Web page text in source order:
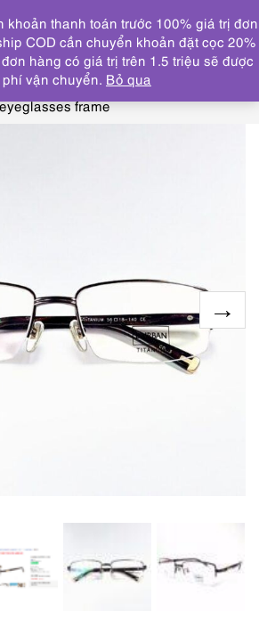
DANH MỤC
GỌNG KÍNH MỚI/CHƯA SỬ
kính nam-Mới/Chưa sử dụng-
frame
khoản thanh toán trước 100% giá trị đơn
COD cần chuyển khoản đặt cọc 20%
hàng có giá trị trên 1.5 triệu sẽ được
vận chuyển. Bỏ qua